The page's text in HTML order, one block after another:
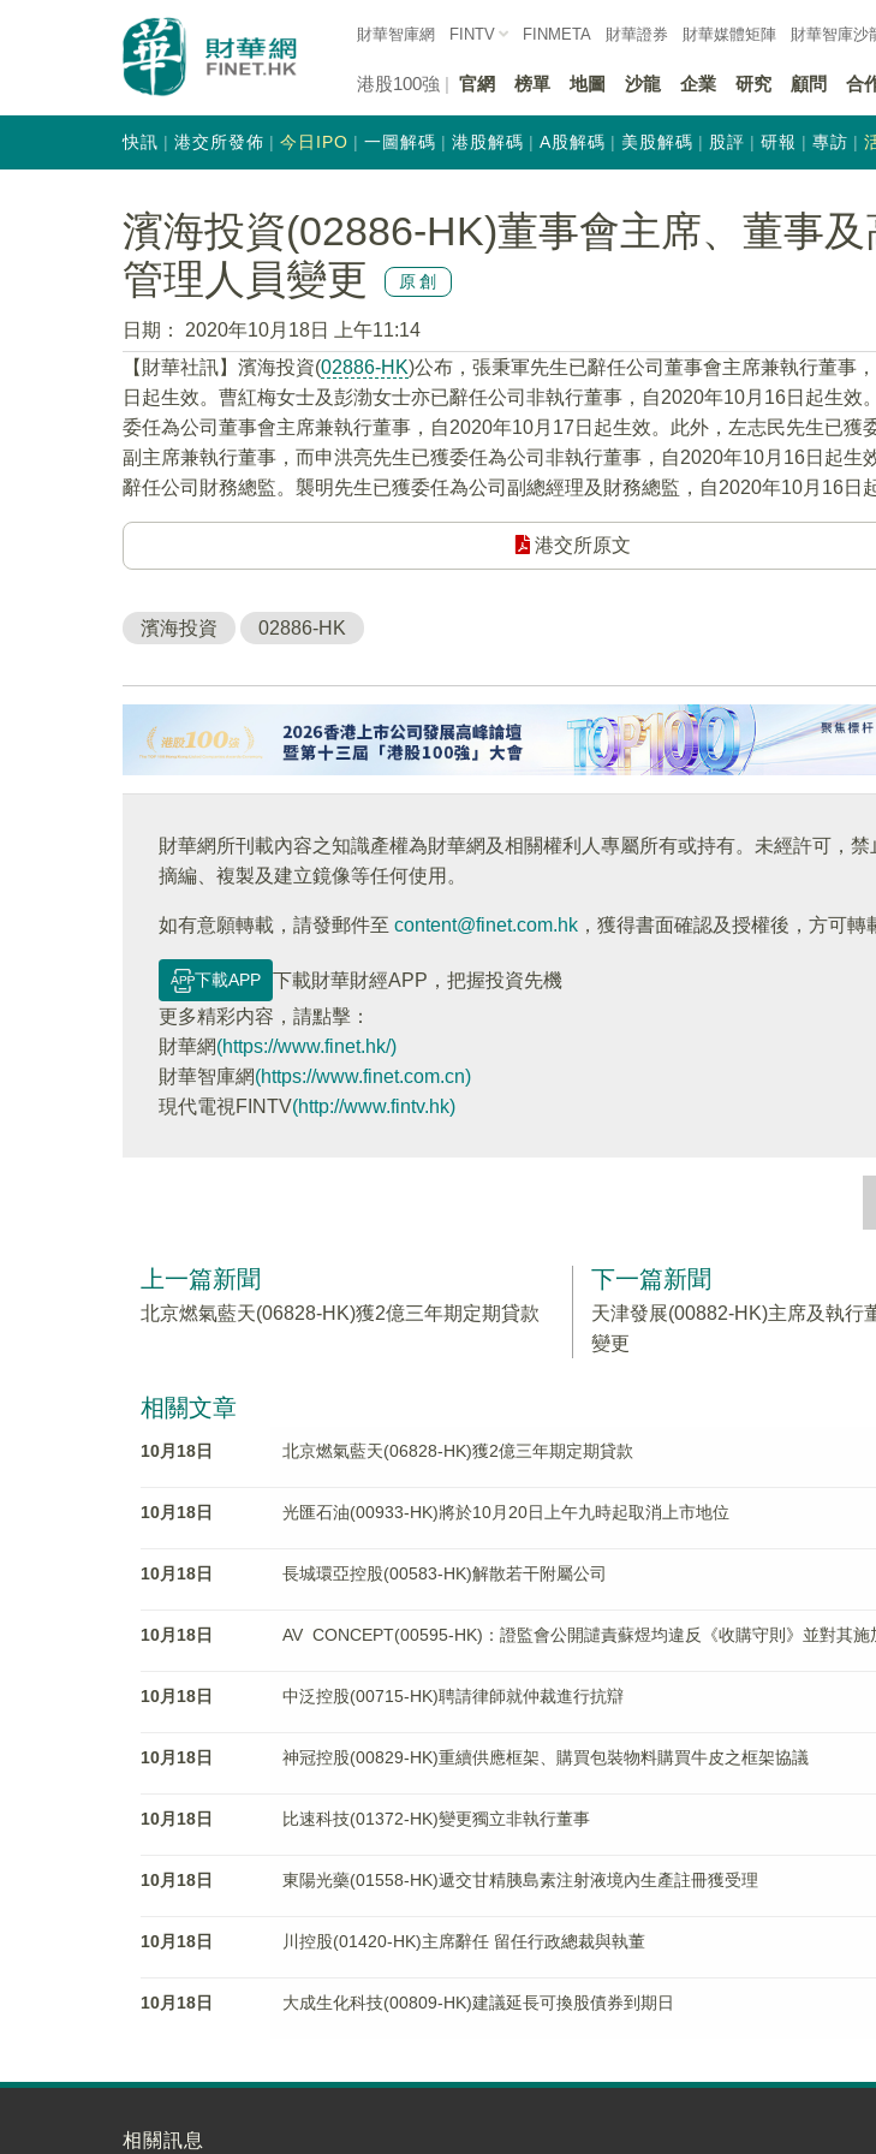
財華智庫網 FINTV FINMETA 財華證券 財華媒體矩陣 財華智庫沙
港股100強 官網 榜單 地圖 沙龍 企業 研究 顧問 合
快訊 港交所發佈 今日IPO 一圖解碼 港股解碼 A股解碼 美股解碼 股評 研報 專訪
濱海投資(02886-HK)董事會主席、董事及
管理人員變更
原創
日期：
2020年10月18日 上午11:14
【財華社訊】濱海投資(02886-HK)公布，張秉軍先生已辭任公司董事會主席兼執行董事
日起生效。曹紅梅女士及彭渤女士亦已辭任公司非執行董事，自2020年10月16日起生效
委任為公司董事會主席兼執行董事，自2020年10月17日起生效。此外，左志民先生已獲
副主席兼執行董事，而申洪亮先生已獲委任為公司非執行董事，自2020年10月16日起生
辭任公司財務總監。襲明先生已獲委任為公司副總經理及財務總監，自2020年10月16日
港交所原文
濱海投資 02886-HK
財華網所刊載內容之知識產權為財華網及相關權利人專屬所有或持有。未經許可，禁
摘編、複製及建立鏡像等任何使用。
如有意願轉載，請發郵件至 content@finet.com.hk ，獲得書面確認及授權後，方可轉
下載APP
下載財華財經APP，把握投資先機
更多精彩内容，請點擊：
財華網(https://www.finet.hk/)
財華智庫網(https://www.finet.com.cn)
現代電視FINTV(http://www.fintv.hk)
上一篇新聞
北京燃氣藍天(06828-HK)獲2億三年期定期貸款
下一篇新聞
天津發展(00882-HK)主席及執行
變更
相關文章
10月18日 北京燃氣藍天(06828-HK)獲2億三年期定期貸款
10月18日 光匯石油(00933-HK)將於10月20日上午九時起取消上市地位
10月18日 長城環亞控股(00583-HK)解散若干附屬公司
10月18日 AV CONCEPT(00595-HK)：證監會公開譴責蘇煜均違反《收購守則》並對其施
10月18日 中泛控股(00715-HK)聘請律師就仲裁進行抗辯
10月18日 神冠控股(00829-HK)重續供應框架、購買包裝物料購買牛皮之框架協議
10月18日 比速科技(01372-HK)變更獨立非執行董事
10月18日 東陽光藥(01558-HK)遞交甘精胰島素注射液境內生產註冊獲受理
10月18日 川控股(01420-HK)主席辭任 留任行政總裁與執董
10月18日 大成生化科技(00809-HK)建議延長可換股債券到期日
相關訊息